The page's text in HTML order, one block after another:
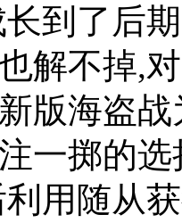
到了后
解不掉,
版海盗
一掷的
用随从